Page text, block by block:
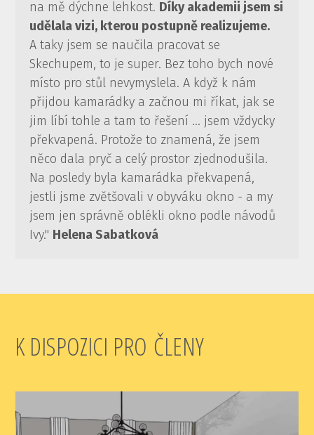
na mě dýchne lehkost. Díky akademii jsem si
udělala vizi, kterou postupně realizujeme.
A taky jsem se naučila pracovat se
Skechupem, to je super. Bez toho bych nové
místo pro stůl nevymyslela. A když k nám
přijdou kamarádky a začnou mi říkat, jak se
jim líbí tohle a tam to řešení ... jsem vždycky
překvapená. Protože to znamená, že jsem
něco dala pryč a celý prostor zjednodušila.
Na posledy byla kamarádka překvapená,
jestli jsme zvětšovali v obyváku okno - a my
jsem jen správně oblékli okno podle návodů
Ivy." Helena Sabatková
K DISPOZICI PRO ČLENY